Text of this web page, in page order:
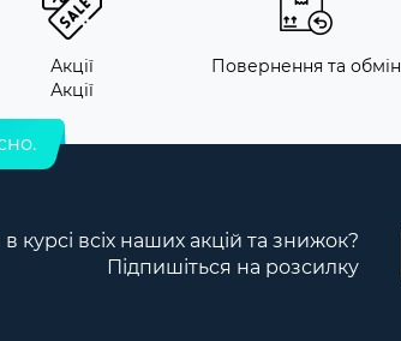
Акції
Акції
Повернення та обмін
курсі всіх наших акцій та знижок?
Підпишіться на розсилку